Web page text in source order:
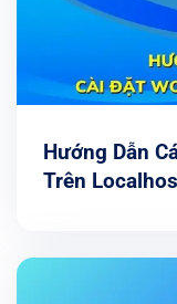
Hướng Dẫn
Trên